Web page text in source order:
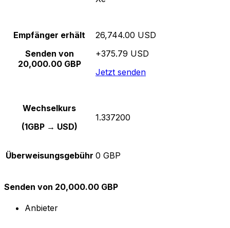
Empfänger erhält
Senden von
20,000.00 GBP
26,744.00 USD
+375.79 USD
Jetzt senden
Wechselkurs
(1GBP → USD)
1.337200
Überweisungsgebühr 0 GBP
Senden von 20,000.00 GBP
Anbieter